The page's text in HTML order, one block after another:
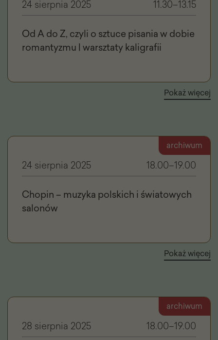
24 sierpnia 2025 11.30–13.15
Od A do Z, czyli o sztuce pisania w dobie
romantyzmu | warsztaty kaligrafii
Pokaż więcej
archiwum
24 sierpnia 2025 18.00–19.00
Chopin – muzyka polskich i światowych
salonów
Pokaż więcej
archiwum
28 sierpnia 2025 18.00–19.00